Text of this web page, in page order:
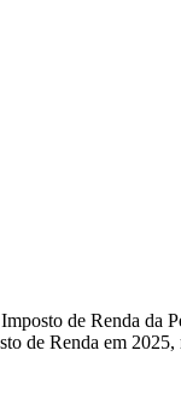
de Renda da
de Renda em